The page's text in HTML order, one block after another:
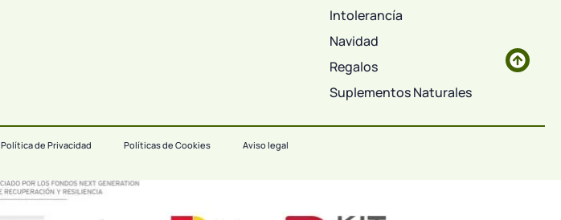
Intolerancía
Navidad
Regalos
Suplementos Naturales
Política de Privacidad Políticas de Cookies Aviso legal